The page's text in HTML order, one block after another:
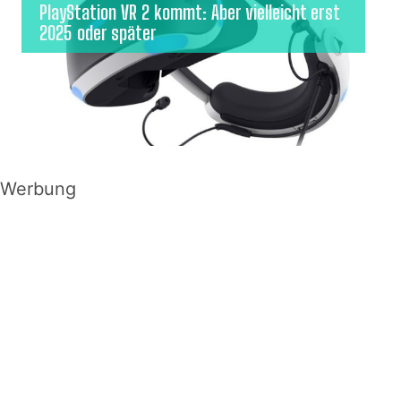
PlayStation VR 2 kommt: Aber vielleicht erst
2025 oder später
Werbung